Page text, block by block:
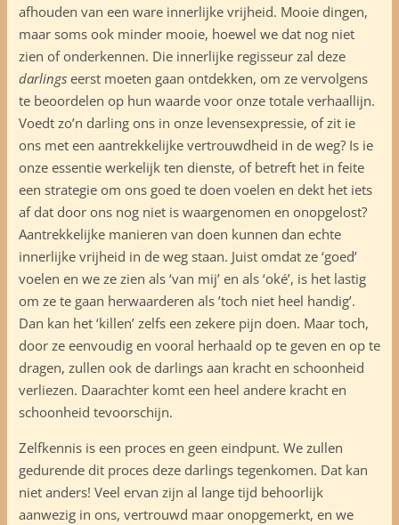
afhouden van een ware innerlijke vrijheid. Mooie dingen,
maar soms ook minder mooie, hoewel we dat nog niet
zien of onderkennen. Die innerlijke regisseur zal deze
darlingseerst moeten gaan ontdekken, om ze vervolgens
te beoordelen op hun waarde voor onze totale verhaallijn.
Voedt zo’n darling ons in onze levensexpressie, of zit ie
ons met een aantrekkelijke vertrouwdheid in de weg? Is ie
onze essentie werkelijk ten dienste, of betreft het in feite
een strategie om ons goed te doen voelen en dekt het iets
af dat door ons nog niet is waargenomen en onopgelost?
Aantrekkelijke manieren van doen kunnen dan echte
innerlijke vrijheid in de weg staan. Juist omdat ze ‘goed’
voelen en we ze zien als ‘van mij’ en als ‘oké’, is het lastig
om ze te gaan herwaarderen als ’toch niet heel handig’.
Dan kan het ‘killen’ zelfs een zekere pijn doen. Maar toch,
door ze eenvoudig en vooral herhaald op te geven en op te
dragen, zullen ook de darlings aan kracht en schoonheid
verliezen. Daarachter komt een heel andere kracht en
schoonheid tevoorschijn.
Zelfkennis is een proces en geen eindpunt. We zullen
gedurende dit proces deze darlings tegenkomen. Dat kan
niet anders! Veel ervan zijn al lange tijd behoorlijk
aanwezig in ons, vertrouwd maar onopgemerkt, en we